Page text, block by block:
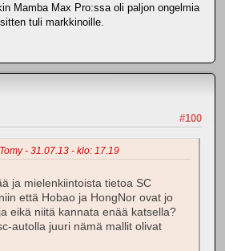
Mamba Max Pro:ssa oli paljon ongelmia
tuli markkinoille.
#100
- 31.07.13 - klo: 17.19
ja mielenkiintoista tietoa SC
että Hobao ja HongNor ovat jo
eikä niitä kannata enää katsella?
autolla juuri nämä mallit olivat